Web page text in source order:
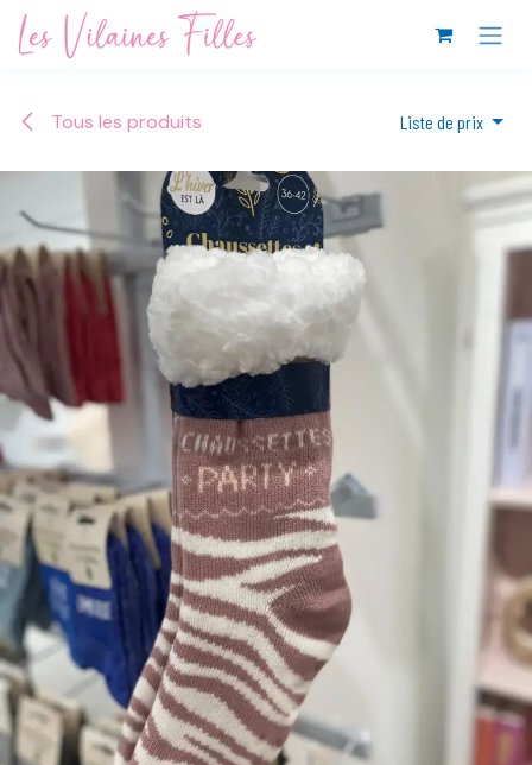
Se rendre au contenu
Tous les produits Liste de prix